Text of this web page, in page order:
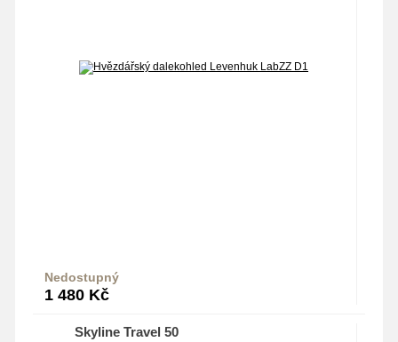
Nedostupný
1 480 Kč
Skyline Travel 50